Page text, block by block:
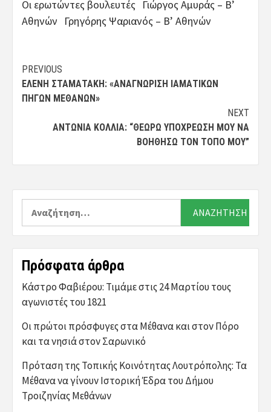
Οι ερωτώντες βουλευτές Γιώργος Αμυράς – Β’
Αθηνών Γρηγόρης Ψαριανός – Β’ Αθηνών
Post
navigation
PREVIOUS
ΕΛΈΝΗ ΣΤΑΜΑΤΆΚΗ: «ΑΝΑΓΝΏΡΙΣΗ ΙΑΜΑΤΙΚΏΝ
ΠΗΓΏΝ ΜΕΘΆΝΩΝ»
NEXT
ΑΝΤΩΝΊΑ ΚΌΛΛΙΑ: “ΘΕΩΡΏ ΥΠΟΧΡΈΩΣΗ ΜΟΥ ΝΑ
ΒΟΗΘΉΣΩ ΤΟΝ ΤΌΠΟ ΜΟΥ”
Αναζήτηση
για:
Πρόσφατα άρθρα
Κάστρο Φαβιέρου: Τιμάμε στις 24 Μαρτίου τους
αγωνιστές του 1821
Οι πρώτοι πρόσφυγες στα Μέθανα και στον Πόρο
και τα νησιά στον Σαρωνικό
Πρόταση της Τοπικής Κοινότητας Λουτρόπολης: Τα
Μέθανα να γίνουν Ιστορική Έδρα του Δήμου
Τροιζηνίας Μεθάνων